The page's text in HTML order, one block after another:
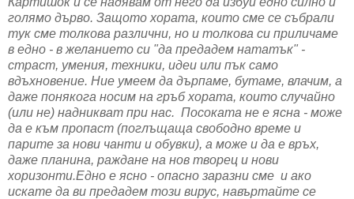
голямо дърво. Защото хората, които сме се събрали
тук сме толкова различни, но и толкова си приличаме
в едно - в желанието си "да предадем нататък" -
страст, умения, техники, идеи или пък само
вдъхновение. Ние умеем да дърпаме, бутаме, влачим, а
даже понякога носим на гръб хората, които случайно
(или не) надникват при нас. Посоката не е ясна - може
да е към пропаст (поглъщаща свободно време и
парите за нови чанти и обувки), а може и да е връх,
даже планина, раждане на нов творец и нови
хоризонти.Едно е ясно - опасно заразни сме и ако
искате да ви предадем този вирус, навъртайте се